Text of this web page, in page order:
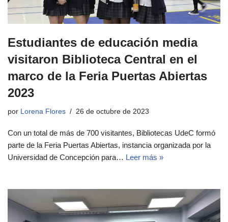
Estudiantes de educación media
visitaron Biblioteca Central en el
marco de la Feria Puertas Abiertas
2023
por Lorena Flores 26 de octubre de 2023
Con un total de más de 700 visitantes, Bibliotecas UdeC formó
parte de la Feria Puertas Abiertas, instancia organizada por la
Universidad de Concepción para… Leer más »